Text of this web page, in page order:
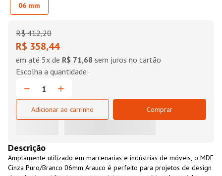
06 mm
R$ 412,20
R$ 358,44
em até 5x de R$ 71,68 sem juros no cartão
Adicionar ao carrinho Comprar
Descrição
Amplamente utilizado em marcenarias e indústrias de móveis, o MDF
Cinza Puro/Branco 06mm Arauco é perfeito para projetos de design